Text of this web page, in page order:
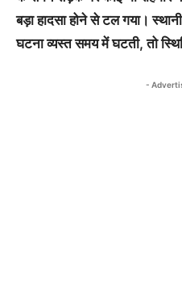
बड़ा हादसा होने से टल गया।
घटना व्यस्त समय में घटती, तो
-